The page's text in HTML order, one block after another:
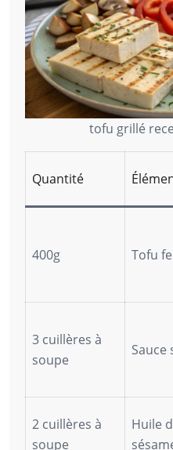
tofu grillé
Quantité
400g Tofu
3 cuillères à
soupe
Sauce
2 cuillères à
soupe
Huile